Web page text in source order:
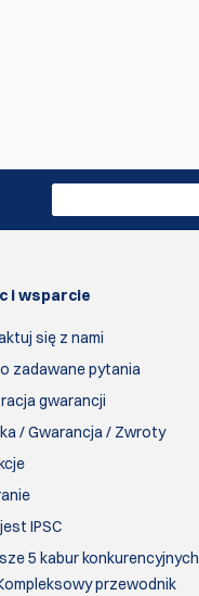
i wsparcie
się z nami
zadawane pytania
gwarancji
/ Gwarancja / Zwroty
IPSC
5 kabur konkurencyjnych
przewodnik